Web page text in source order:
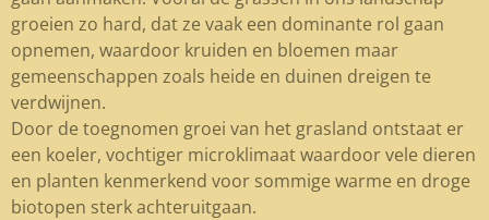
groeien zo hard, dat ze vaak een dominante rol gaan
opnemen, waardoor kruiden en bloemen maar
gemeenschappen zoals heide en duinen dreigen te
verdwijnen.
Door de toegnomen groei van het grasland ontstaat er
een koeler, vochtiger microklimaat waardoor vele dieren
en planten kenmerkend voor sommige warme en droge
biotopen sterk achteruitgaan.